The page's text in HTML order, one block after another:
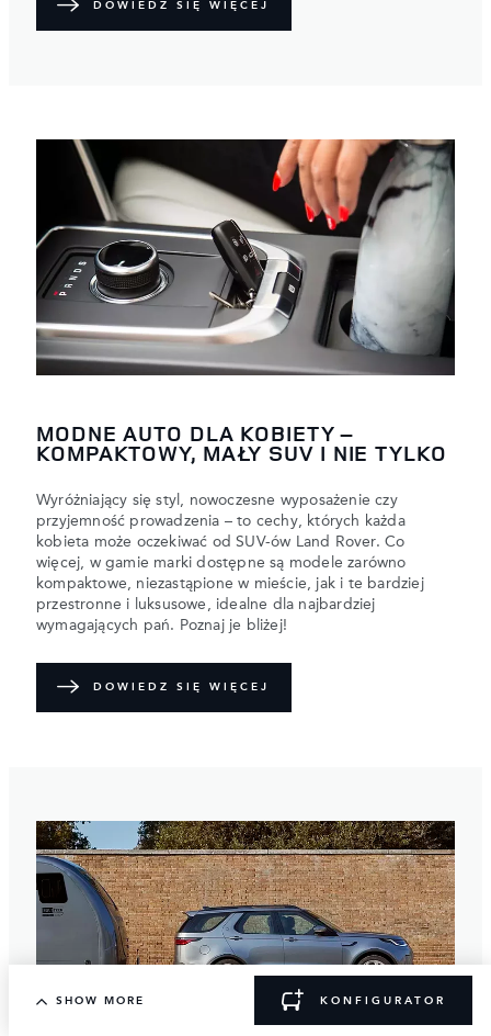
DOWIEDZ SIĘ WIĘCEJ
MODNE AUTO DLA KOBIETY –
KOMPAKTOWY, MAŁY SUV I NIE TYLKO
Wyróżniający się styl, nowoczesne wyposażenie czy
przyjemność prowadzenia – to cechy, których każda
kobieta może oczekiwać od SUV-ów Land Rover. Co
więcej, w gamie marki dostępne są modele zarówno
kompaktowe, niezastąpione w mieście, jak i te bardziej
przestronne i luksusowe, idealne dla najbardziej
wymagających pań. Poznaj je bliżej!
DOWIEDZ SIĘ WIĘCEJ
SHOW MORE KONFIGURATOR